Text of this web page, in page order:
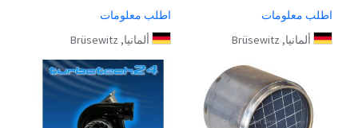
اطلب معلومات
ألمانيا, Brüsewitz
اطلب معلومات
ألمانيا, Brüsewitz